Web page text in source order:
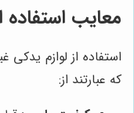
معایب استفاده
استفاده از لوازم
که عبارتند از: